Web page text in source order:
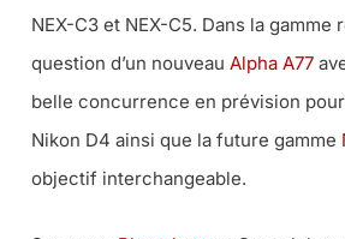
NEX-C3 et NEX-C5. Dans la gamme
question d’un nouveau Alpha A77
belle concurrence en prévision
Nikon D4 ainsi que la future gamme
objectif interchangeable.